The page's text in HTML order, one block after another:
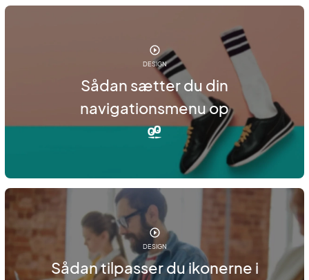
DESIGN
Sådan sætter du din
navigationsmenu op
DESIGN
Sådan tilpasser du ikonerne i